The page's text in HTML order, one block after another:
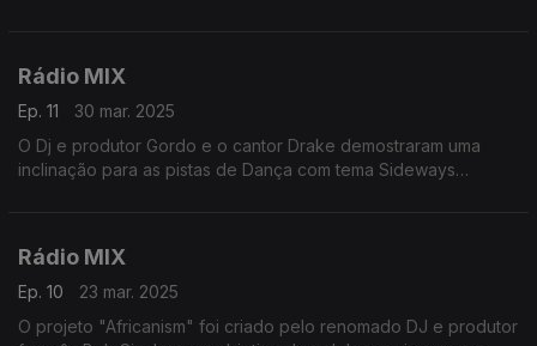
Rádio MIX
Ep. 11
30 mar. 2025
O Dj e produtor Gordo e o cantor Drake demostraram uma
inclinação para as pistas de Dança com tema Sideways
Rádio MIX
Ep. 10
23 mar. 2025
O projeto "Africanism" foi criado pelo renomado DJ e produtor